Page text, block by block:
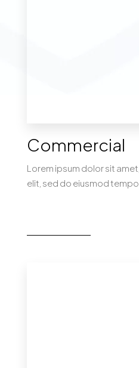
Commercial
Lorem ipsum dolor sit
elit, sed do eiusmod